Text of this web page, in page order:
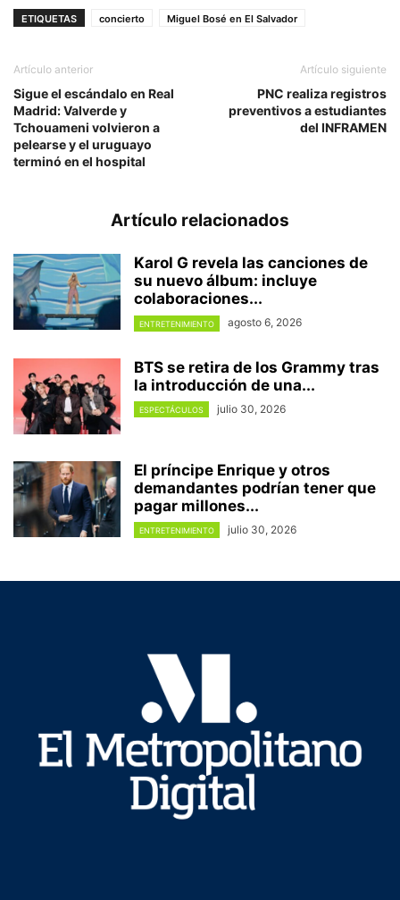
ETIQUETAS concierto Miguel Bosé en El Salvador
Artículo anterior
Sigue el escándalo en Real
Madrid: Valverde y
Tchouameni volvieron a
pelearse y el uruguayo
terminó en el hospital
Artículo siguiente
PNC realiza registros
preventivos a estudiantes
del INFRAMEN
Artículo relacionados
Karol G revela las canciones de
su nuevo álbum: incluye
colaboraciones...
ENTRETENIMIENTO agosto 6, 2026
BTS se retira de los Grammy tras
la introducción de una...
ESPECTÁCULOS julio 30, 2026
El príncipe Enrique y otros
demandantes podrían tener que
pagar millones...
ENTRETENIMIENTO julio 30, 2026